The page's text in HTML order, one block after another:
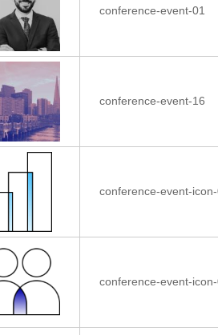
conference-event-01
conference-event-16
conference-event-
conference-event-